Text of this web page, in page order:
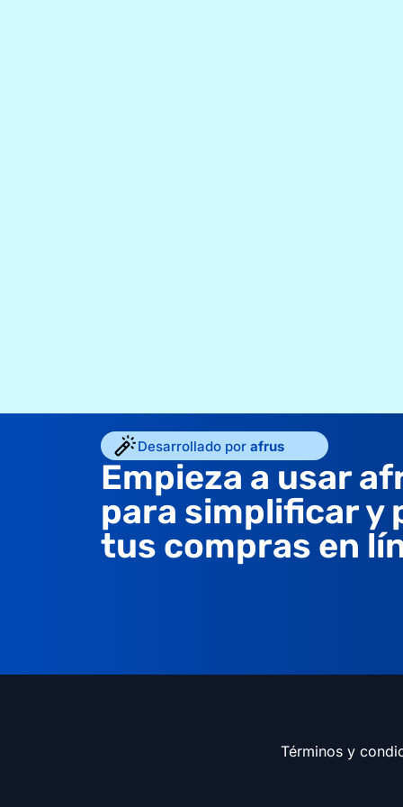
Desarrollado por afrus
Empieza a usar
para simplificar y
tus compras en
Términos y